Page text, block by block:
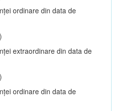
ordinare din data de
extraordinare din data de
ordinare din data de